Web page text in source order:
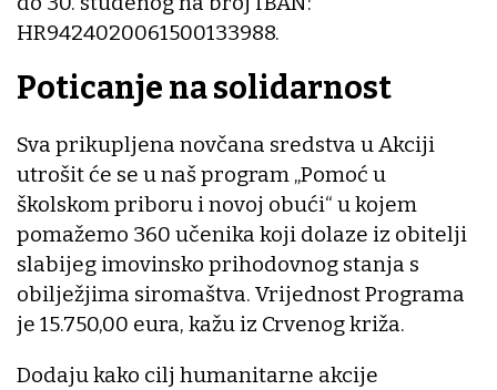
HR9424020061500133988.
Poticanje na solidarnost
Sva prikupljena novčana sredstva u Akciji
utrošit će se u naš program „Pomoć u
školskom priboru i novoj obući“ u kojem
pomažemo 360 učenika koji dolaze iz obitelji
slabijeg imovinsko prihodovnog stanja s
obilježjima siromaštva. Vrijednost Programa
je 15.750,00 eura, kažu iz Crvenog križa.
Dodaju kako cilj humanitarne akcije